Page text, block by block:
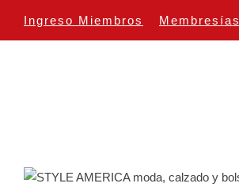
Ingreso Miembros Membresías